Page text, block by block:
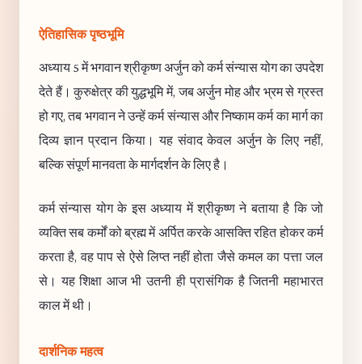
ऐतिहासिक पृष्ठभूमि
अध्याय 5 में भगवान श्रीकृष्ण अर्जुन को कर्म संन्यास योग का उपदेश
देते हैं। कुरुक्षेत्र की युद्धभूमि में, जब अर्जुन मोह और भ्रम से ग्रस्त
हो गए, तब भगवान ने उन्हें कर्म संन्यास और निष्काम कर्म का मार्ग का
दिव्य ज्ञान प्रदान किया। यह संवाद केवल अर्जुन के लिए नहीं,
बल्कि संपूर्ण मानवता के मार्गदर्शन के लिए है।
कर्म संन्यास योग के इस अध्याय में श्रीकृष्ण ने बताया है कि जो
व्यक्ति सब कर्मों को ब्रह्म में अर्पित करके आसक्ति रहित होकर कर्म
करता है, वह पाप से ऐसे लिप्त नहीं होता जैसे कमल का पत्ता जल
से। यह शिक्षा आज भी उतनी ही प्रासंगिक है जितनी महाभारत
काल में थी।
दार्शनिक महत्व